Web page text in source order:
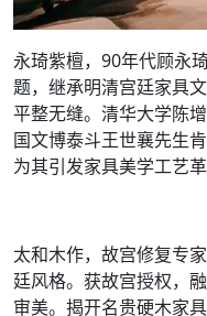
永琦紫檀，90年代顾永
题，继承明清宫廷家具
平整无缝。清华大学陈
国文博泰斗王世襄先生
为其引发家具美学工艺
太和木作，故宫修复专
廷风格。获故宫授权，
审美。揭开名贵硬木家